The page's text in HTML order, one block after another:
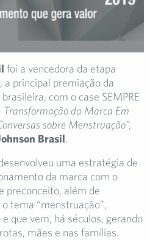
foi a vencedora da etapa
a principal premiação da
com o case SEMPRE
Transformação da Marca Em
sobre Menstruação”,
Brasil.
uma estratégia de
da marca com o
preconceito, além de
tema “menstruação”,
que vem, há séculos, gerando
mães e nas famílias.